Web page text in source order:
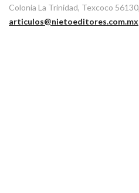
Colonia La Trinidad, Texcoco
articulos@nietoeditores.com.mx